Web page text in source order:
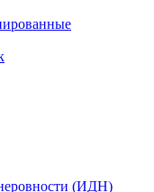
(ИДН)